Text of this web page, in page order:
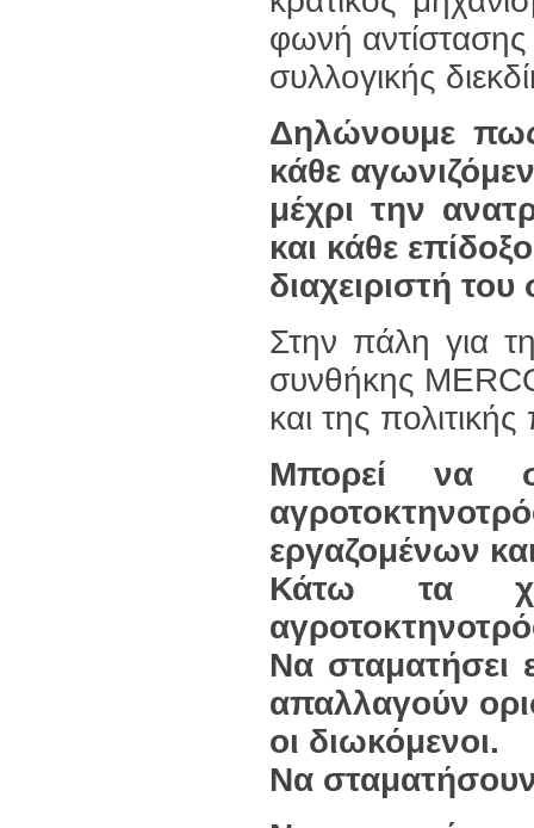
φωνή αντίστασης
συλλογικής
Δηλώνουμε
κάθε
μέχρι την
και κάθε
διαχειριστή
Στην πάλη για
συνθήκης
και της
Μπορεί να
εργαζομένων
Κάτω τα
Να
απαλλαγούν
οι διωκόμενοι.
Να